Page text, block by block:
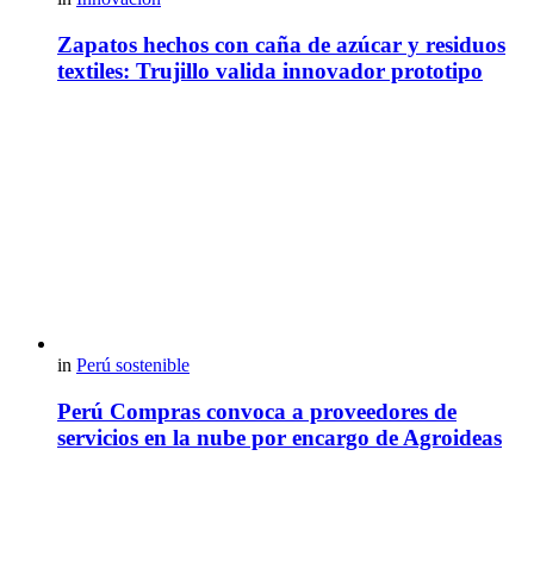
Zapatos hechos con caña de azúcar y residuos
textiles: Trujillo valida innovador prototipo
in Perú sostenible
Perú Compras convoca a proveedores de
servicios en la nube por encargo de Agroideas